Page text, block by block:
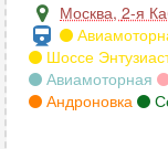
Москва, 2-я
Шоссе
Авиамоторная
Андроновка